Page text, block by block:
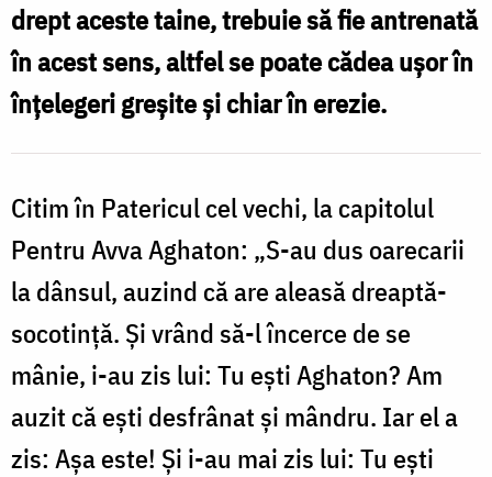
Părinţi
de
la
Sinodul
drept aceste taine, trebuie să fie antrenată
în acest sens, altfel se poate cădea uşor în
înţelegeri greşite şi chiar în erezie.
Citim în Patericul cel vechi, la capitolul
Pentru Avva Aghaton: „S-au dus oarecarii
la dânsul, auzind că are aleasă dreaptă-
socotinţă. Şi vrând să-l încerce de se
mânie, i-au zis lui: Tu eşti Aghaton? Am
auzit că eşti desfrânat şi mândru. Iar el a
zis: Aşa este! Şi i-au mai zis lui: Tu eşti